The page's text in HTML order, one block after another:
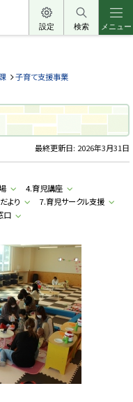
設定 検索 メニュー
子育て支援事業
最終更新日: 2026年3月31日
4.育児講座
より
7.育児サークル支援
口